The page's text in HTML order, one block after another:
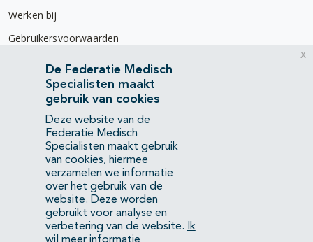
Werken bij
Gebruikersvoorwaarden
Privacyverklaring
Contact
Mercatorlaan 1200
3528 BL Utrecht
(088) 505 34 34
info@richtlijnendatabase.nl
YouTubeLinkedIn
De Federatie Medisch
Specialisten maakt
gebruik van cookies
Deze website van de
Federatie Medisch
Specialisten maakt gebruik
van cookies, hiermee
verzamelen we informatie
over het gebruik van de
website. Deze worden
gebruikt voor analyse en
verbetering van de website.
Ik
x